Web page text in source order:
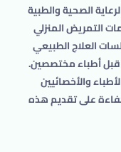
الصحية والطبية
التمريض المنزلي
العلاج الطبيعي
أطباء مختصصين.
والأخصائيين
على تقديم هذه